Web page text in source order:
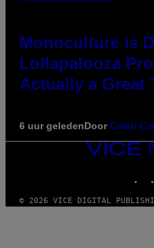
Monoculture is
Lollapalooza
Actually a Great
6 uur geledenDoorCaleb
VICE
© 2026 VICE DIGITAL